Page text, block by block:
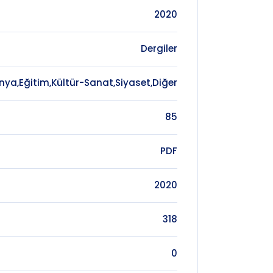
2020
Dergiler
Sanat,Siyaset,Diğer
85
PDF
2020
318
0